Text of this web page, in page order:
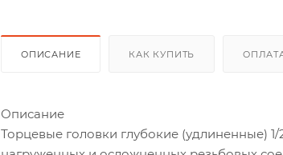
ОПИСАНИЕ КАК КУПИТЬ
Описание
Торцевые головки глубокие (удлиненные)